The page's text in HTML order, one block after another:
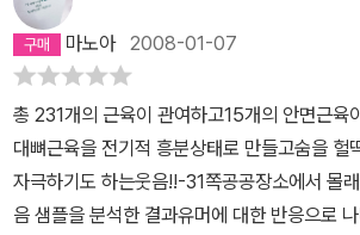
의 눈에 보이는 것으로부터자기의 길을찾아서
사람들이 만든 것이 당시 사람들이 이해하고
보이지 않았을 뿐이었다.사회적 약자에 대한 따
다. 진정사람을 위하고, 따쓰함이 느껴지는 지
부터 파생하기 때문이다. 동대문으로 쫓겨나
형편에 처해 있는 청계천 상인들, 교육 인권이
학생들(사실'학생'이라고불리우는 사람들에게
마노아2008-01-07
총 231개의 근육이 관여하고15개의 안면근육
대뼈근육을 전기적 흥분상태로 만들고숨을 헐
자극하기도 하는웃음!!-31쪽공공장소에서 몰
음 샘플을 분석한 결과유머에 대한 반응으로